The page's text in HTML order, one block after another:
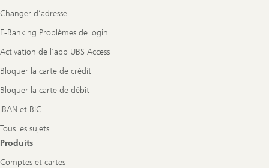
Changer d’adresse
E-Banking Problèmes de login
Activation de l'app UBS Access
Bloquer la carte de crédit
Bloquer la carte de débit
IBAN et BIC
Tous les sujets
Produits
Comptes et cartes